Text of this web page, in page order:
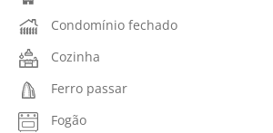
Condomínio fechado
Cozinha
Ferro passar
Fogão